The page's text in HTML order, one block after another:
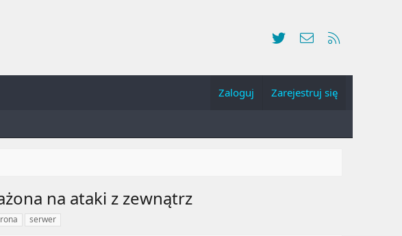
Twitter Kontakt
Zaloguj Zarejestruj się
na ataki z zewnątrz
serwer